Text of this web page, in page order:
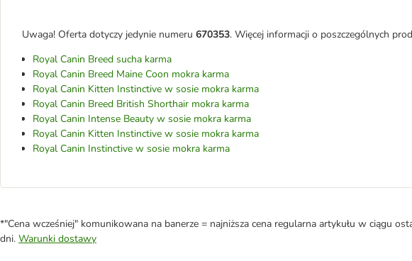
Uwaga! Oferta dotyczy jedynie numeru 670353. Więcej informacji o poszczególnych
Royal Canin Breed sucha karma
Royal Canin Breed Maine Coon mokra karma
Royal Canin Kitten Instinctive w sosie mokra karma
Royal Canin Breed British Shorthair mokra karma
Royal Canin Intense Beauty w sosie mokra karma
Royal Canin Kitten Instinctive w sosie mokra karma
Royal Canin Instinctive w sosie mokra karma
*"Cena wcześniej" komunikowana na banerze = najniższa cena regularna artykułu w ciągu
dni. Warunki dostawy